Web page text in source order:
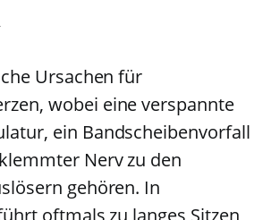
Ursachen für
wobei eine verspannte
ein Bandscheibenvorfall
Nerv zu den
gehören. In
oftmals zu langes Sitzen